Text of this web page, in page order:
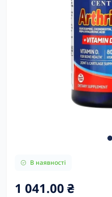
В наявності
1 041.00 ₴